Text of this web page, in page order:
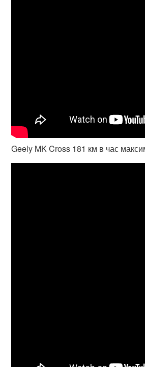
Geely MK Cross 181 км в час